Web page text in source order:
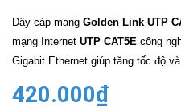
Dây cáp mạng Golden Link UTP
mạng Internet UTP CAT5E công
Gigabit Ethernet giúp tăng tốc độ
420.000₫